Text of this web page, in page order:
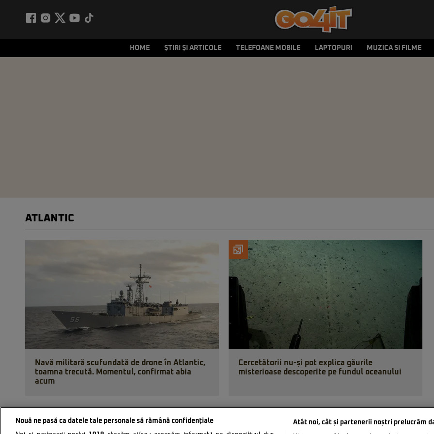
HOME ȘTIRI ȘI ARTICOLE TELEFOANE MOBILE LAPTOPURI MUZICA SI FILME
ATLANTIC
Navă militară scufundată de drone în Atlantic,
toamna trecută. Momentul, confirmat abia
acum
Cercetătorii nu-și pot explica găurile
misterioase descoperite pe fundul oceanului
Nouă ne pasă ca datele tale personale să rămână confidențiale Atât noi, cât și partenerii noștri prelucrăm